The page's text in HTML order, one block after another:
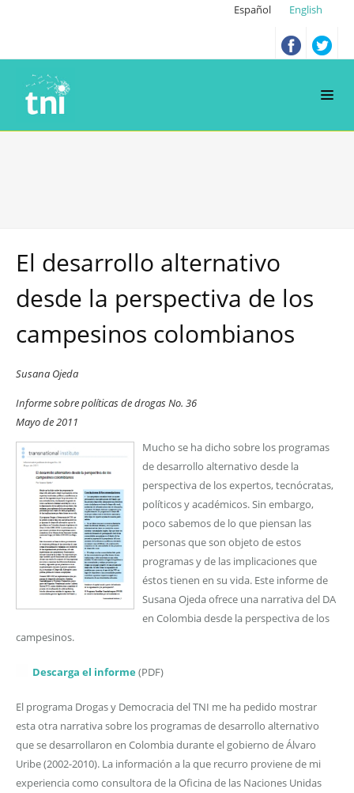
Español English
El desarrollo alternativo
desde la perspectiva de los
campesinos colombianos
Susana Ojeda
Informe sobre políticas de drogas No. 36
Mayo de 2011
Mucho se ha dicho sobre los programas
de desarrollo alternativo desde la
perspectiva de los expertos, tecnócratas,
políticos y académicos. Sin embargo,
poco sabemos de lo que piensan las
personas que son objeto de estos
programas y de las implicaciones que
éstos tienen en su vida. Este informe de
Susana Ojeda ofrece una narrativa del DA
en Colombia desde la perspectiva de los
campesinos.
Descarga el informe(PDF)
El programa Drogas y Democracia del TNI me ha pedido mostrar
esta otra narrativa sobre los programas de desarrollo alternativo
que se desarrollaron en Colombia durante el gobierno de Álvaro
Uribe (2002-2010). La información a la que recurro proviene de mi
experiencia como consultora de la Oficina de las Naciones Unidas